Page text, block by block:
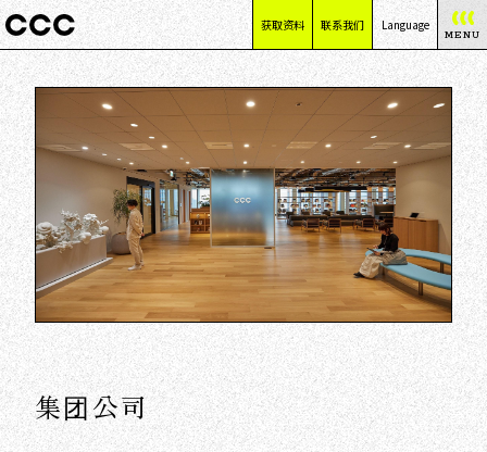
获取资料 联系我们 Language
日本語
English
MENU
集团公司